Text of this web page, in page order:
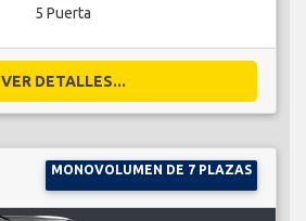
5 Puerta
VER DETALLES...
MONOVOLUMEN DE 7 PLAZAS